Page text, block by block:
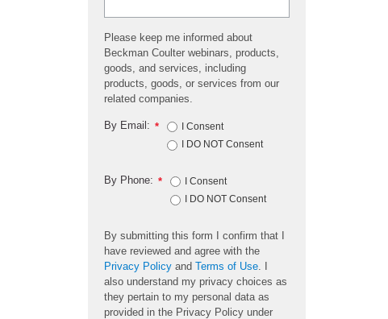
Please keep me informed about
Beckman Coulter webinars, products,
goods, and services, including
products, goods, or services from our
related companies.
*
By Email:
I Consent
I DO NOT Consent
*
By Phone:
I Consent
I DO NOT Consent
By submitting this form I confirm that I
have reviewed and agree with the
Privacy Policy and Terms of Use
also understand my privacy choices as
they pertain to my personal data as
provided in the Privacy Policy under